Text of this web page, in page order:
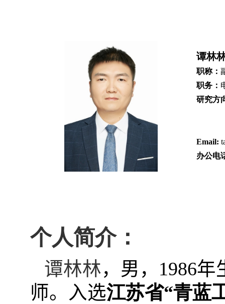
谭林
职称：
职务：
研究方
Email:
办公电
个人简介：
谭林林，男， 1986年
师。入选江苏省“青蓝